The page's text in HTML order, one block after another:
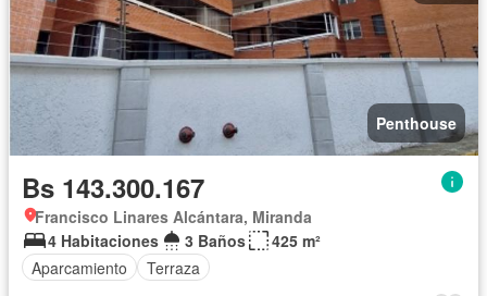
Penthouse
Bs 143.300.167
Francisco Linares Alcántara, Miranda
4 Habitaciones
3 Baños
425 m²
Aparcamiento
Terraza